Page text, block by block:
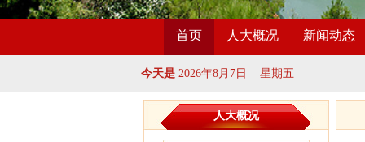
首页 人大概况 新闻动态
今天是 2026年8月7日 星期五
人大概况